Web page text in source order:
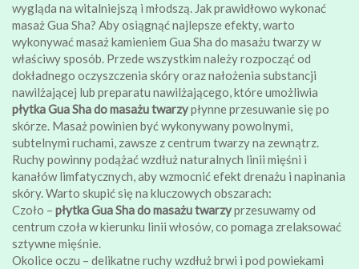
wygląda na witalniejszą i młodszą. Jak prawidłowo wykonać
masaż Gua Sha? Aby osiągnąć najlepsze efekty, warto
wykonywać masaż kamieniem Gua Sha do masażu twarzy w
właściwy sposób. Przede wszystkim należy rozpocząć od
dokładnego oczyszczenia skóry oraz nałożenia substancji
nawilżającej lub preparatu nawilżającego, które umożliwia
płytka Gua Sha do masażu twarzypłynne przesuwanie się po
skórze. Masaż powinien być wykonywany powolnymi,
subtelnymi ruchami, zawsze z centrum twarzy na zewnątrz.
Ruchy powinny podążać wzdłuż naturalnych linii mięśni i
kanałów limfatycznych, aby wzmocnić efekt drenażu i napinania
skóry. Warto skupić się na kluczowych obszarach:
Czoło – płytka Gua Sha do masażu twarzyprzesuwamy od
centrum czoła w kierunku linii włosów, co pomaga zrelaksować
sztywne mięśnie.
Okolice oczu – delikatne ruchy wzdłuż brwi i pod powiekami